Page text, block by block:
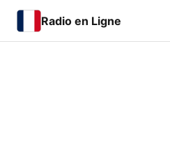
Radio en Ligne